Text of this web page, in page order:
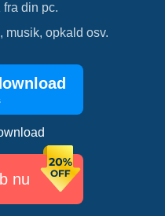
din pc.
musik, opkald osv.
nu